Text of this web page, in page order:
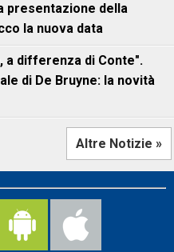
presentazione della
la nuova data
a differenza di Conte".
di De Bruyne: la novità
Altre Notizie »